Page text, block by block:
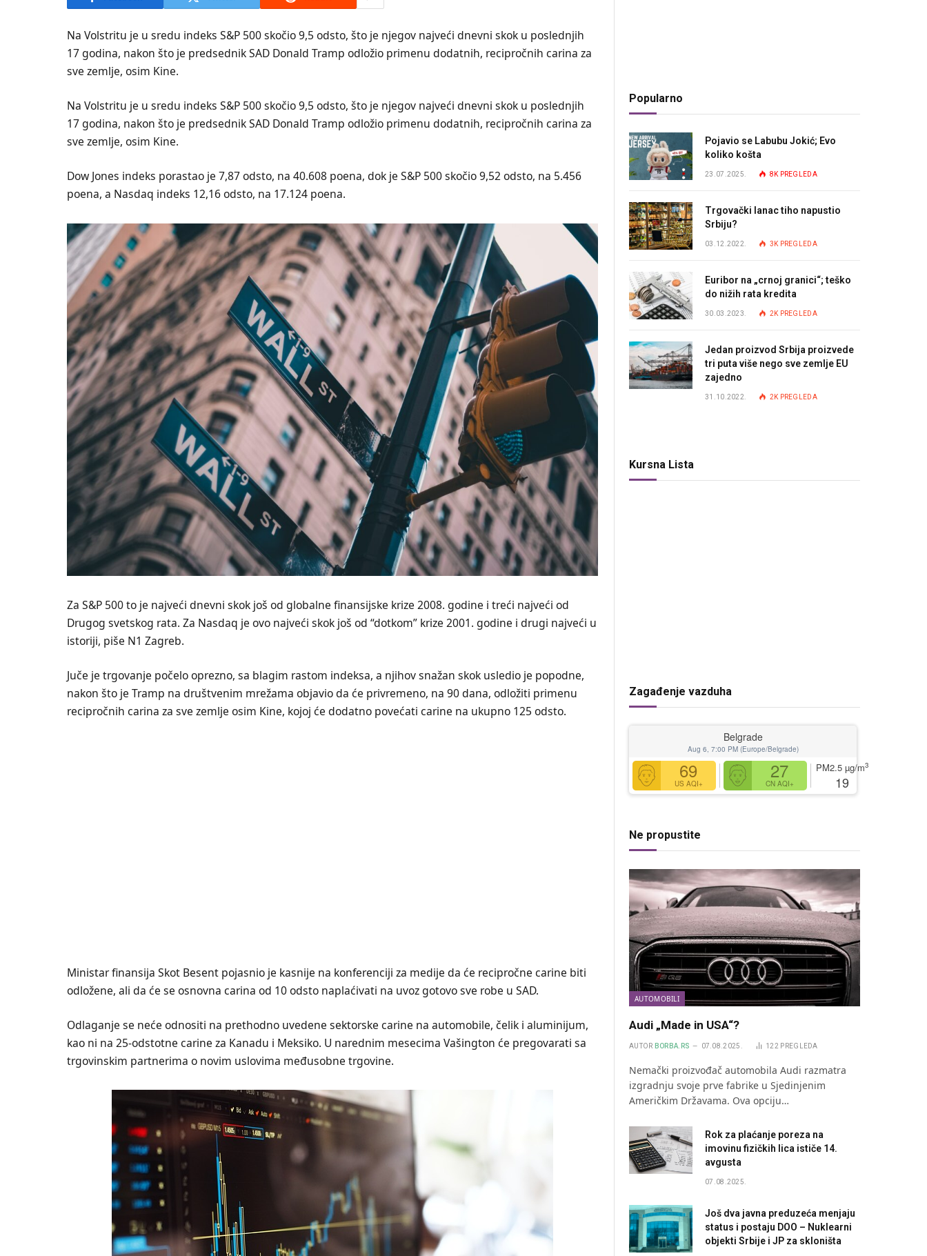
Na Volstritu je u sredu indeks S&P 500 skočio 9,5 odsto, što je njegov najveći dnevni skok u poslednjih
17 godina, nakon što je predsednik SAD Donald Tramp odložio primenu dodatnih, recipročnih carina za
sve zemlje, osim Kine.
Na Volstritu je u sredu indeks S&P 500 skočio 9,5 odsto, što je njegov najveći dnevni skok u poslednjih
17 godina, nakon što je predsednik SAD Donald Tramp odložio primenu dodatnih, recipročnih carina za
sve zemlje, osim Kine.
Dow Jones indeks porastao je 7,87 odsto, na 40.608 poena, dok je S&P 500 skočio 9,52 odsto, na 5.456
poena, a Nasdaq indeks 12,16 odsto, na 17.124 poena.
Za S&P 500 to je najveći dnevni skok još od globalne finansijske krize 2008. godine i treći najveći od
Drugog svetskog rata. Za Nasdaq je ovo najveći skok još od “dotkom” krize 2001. godine i drugi najveći u
istoriji, piše N1 Zagreb.
Juče je trgovanje počelo oprezno, sa blagim rastom indeksa, a njihov snažan skok usledio je popodne,
nakon što je Tramp na društvenim mrežama objavio da će privremeno, na 90 dana, odložiti primenu
recipročnih carina za sve zemlje osim Kine, kojoj će dodatno povećati carine na ukupno 125 odsto.
Ministar finansija Skot Besent pojasnio je kasnije na konferenciji za medije da će recipročne carine biti
odložene, ali da će se osnovna carina od 10 odsto naplaćivati na uvoz gotovo sve robe u SAD.
Odlaganje se neće odnositi na prethodno uvedene sektorske carine na automobile, čelik i aluminijum,
kao ni na 25-odstotne carine za Kanadu i Meksiko. U narednim mesecima Vašington će pregovarati sa
trgovinskim partnerima o novim uslovima međusobne trgovine.
Popularno
Pojavio se Labubu Jokić; Evo
koliko košta
23.07.2025. 8K PREGLEDA
Trgovački lanac tiho napustio
Srbiju?
03.12.2022. 3K PREGLEDA
Euribor na „crnoj granici“; teško
do nižih rata kredita
30.03.2023. 2K PREGLEDA
Jedan proizvod Srbija proizvede
tri puta više nego sve zemlje EU
zajedno
31.10.2022. 2K PREGLEDA
Kursna Lista
Zagađenje vazduha
Belgrade
Aug 6, 7:00 PM (Europe/Belgrade)
69
US AQI+
27
CN AQI+
PM2.5 µg/m3
19
Ne propustite
AUTOMOBILI
Audi „Made in USA“?
AUTOR BORBA.RS 07.08.2025. 122 PREGLEDA
Nemački proizvođač automobila Audi razmatra
izgradnju svoje prve fabrike u Sjedinjenim
Američkim Državama. Ova opciju…
Rok za plaćanje poreza na
imovinu fizičkih lica ističe 14.
avgusta
07.08.2025.
Još dva javna preduzeća menjaju
status i postaju DOO – Nuklearni
objekti Srbije i JP za skloništa